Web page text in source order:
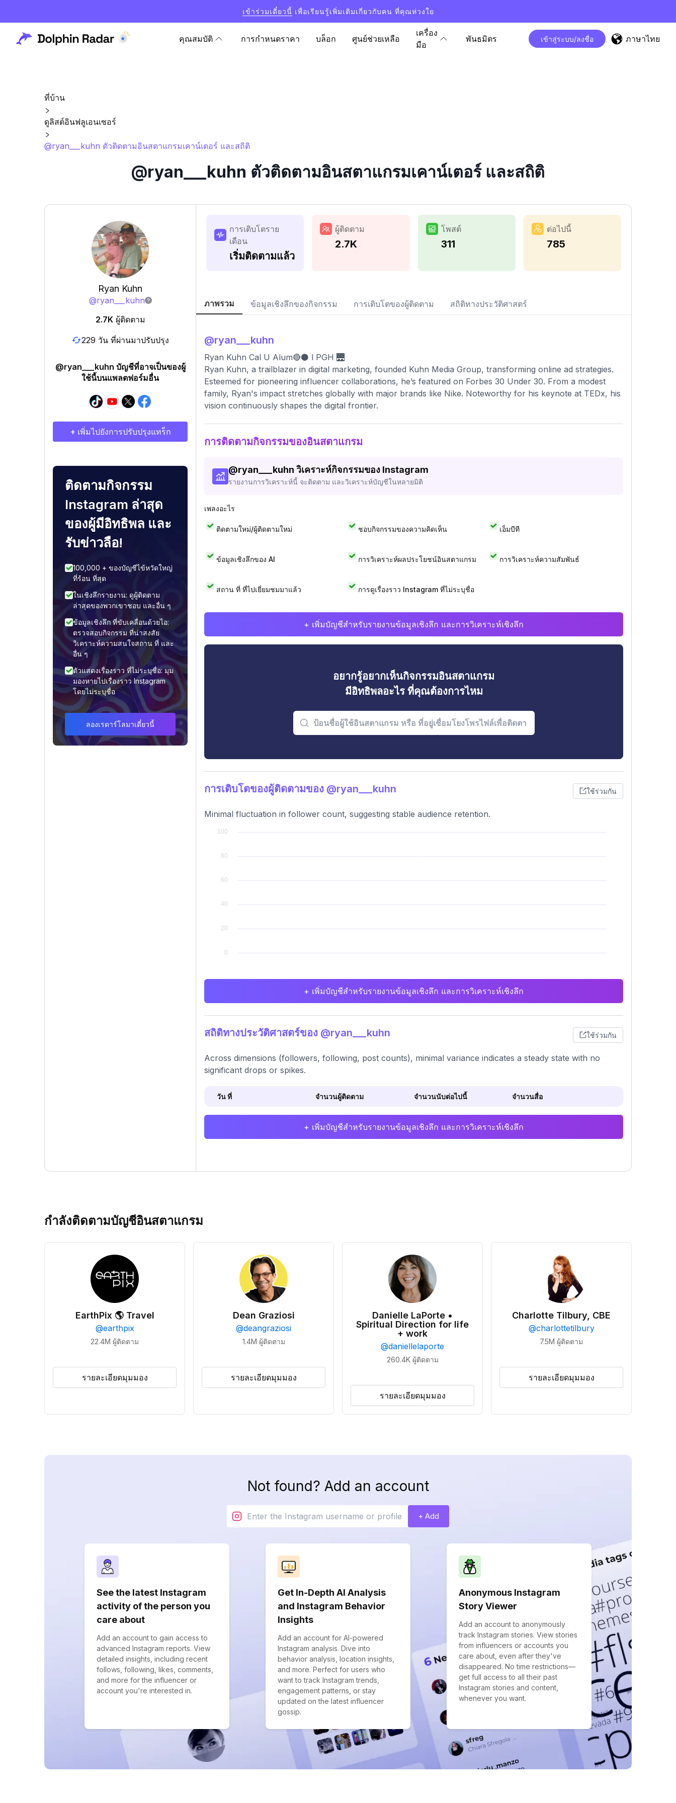
เข้าร่วมเดี๋ยวนี้ เพื่อเรียนรู้เพิ่มเติมเกี่ยวกับคน ที่คุณห่วงใย
คุณสมบัติ การกำหนดราคา บล็อก ศูนย์ช่วยเหลือ
เครื่อง
มือ
พันธมิตร เข้าสู่ระบบ/ลงชื่อ ภาษาไทย
ที่บ้าน
ดูลิสต์อินฟลูเอนเซอร์
@ryan___kuhn ตัวติดตามอินสตาแกรมเคาน์เตอร์ และสถิติ
@ryan___kuhn ตัวติดตามอินสตาแกรมเคาน์เตอร์ และสถิติ
Ryan Kuhn
@ryan___kuhn
2.7K ผู้ติดตาม
229 วัน ที่ผ่านมาปรับปรุง
@ryan___kuhn บัญชีที่อาจเป็นของผู้
ใช้นี้บนแพลตฟอร์มอื่น
+ เพิ่มไปยังการปรับปรุงแทร็ก
ติดตามกิจกรรม
Instagram ล่าสุด
ของผู้มีอิทธิพล และ
รับข่าวลือ!
100,000 + ของบัญชีไข้หวัดใหญ่
ที่ร้อน ที่สุด
ในเชิงลึกรายงาน: ดูผู้ติดตาม
ล่าสุดของพวกเขาชอบ และอื่น ๆ
ข้อมูลเชิงลึก ที่ขับเคลื่อนด้วยไอ:
ตรวจสอบกิจกรรม ที่น่าสงสัย
วิเคราะห์ความสนใจสถาน ที่ และ
อื่น ๆ
ตัวแสดงเรื่องราว ที่ไม่ระบุชื่อ: มุม
มองหายไปเรื่องราว Instagram
โดยไม่ระบุชื่อ
ลองเรดาร์โลมาเดี๋ยวนี้
การเติบโตราย
เดือน
เริ่มติดตามแล้ว
ผู้ติดตาม
2.7K
โพสต์
311
ต่อไปนี้
785
ภาพรวม ข้อมูลเชิงลึกของกิจกรรม การเติบโตของผู้ติดตาม สถิติทางประวัติศาสตร์
@ryan___kuhn
Ryan Kuhn Cal U Alum🔴⚫️ l PGH 🌉
Ryan Kuhn, a trailblazer in digital marketing, founded Kuhn Media Group, transforming online ad strategies.
Esteemed for pioneering influencer collaborations, he’s featured on Forbes 30 Under 30. From a modest
family, Ryan's impact stretches globally with major brands like Nike. Noteworthy for his keynote at TEDx, his
vision continuously shapes the digital frontier.
การติดตามกิจกรรมของอินสตาแกรม
@ryan___kuhn วิเคราะห์กิจกรรมของ Instagram
รายงานการวิเคราะห์นี้ จะติดตาม และวิเคราะห์บัญชีในหลายมิติ
เพลงอะไร
ติดตามใหม่/ผู้ติดตามใหม่ ชอบกิจกรรมของความคิดเห็น เอ็มบีที
ข้อมูลเชิงลึกของ AI การวิเคราะห์ผลประโยชน์อินสตาแกรม การวิเคราะห์ความสัมพันธ์
สถาน ที่ ที่ไปเยี่ยมชมมาแล้ว การดูเรื่องราว Instagram ที่ไม่ระบุชื่อ
+ เพิ่มบัญชีสำหรับรายงานข้อมูลเชิงลึก และการวิเคราะห์เชิงลึก
อยากรู้อยากเห็นกิจกรรมอินสตาแกรม
มีอิทธิพลอะไร ที่คุณต้องการไหม
การเติบโตของผู้ติดตามของ @ryan___kuhn ใช้ร่วมกัน
Minimal fluctuation in follower count, suggesting stable audience retention.
+ เพิ่มบัญชีสำหรับรายงานข้อมูลเชิงลึก และการวิเคราะห์เชิงลึก
สถิติทางประวัติศาสตร์ของ @ryan___kuhn ใช้ร่วมกัน
Across dimensions (followers, following, post counts), minimal variance indicates a steady state with no
significant drops or spikes.
วัน ที่ จำนวนผู้ติดตาม จำนวนนับต่อไปนี้ จำนวนสื่อ
+ เพิ่มบัญชีสำหรับรายงานข้อมูลเชิงลึก และการวิเคราะห์เชิงลึก
กำลังติดตามบัญชีอินสตาแกรม
EarthPix 🌎 Travel
@earthpix
22.4M ผู้ติดตาม
รายละเอียดมุมมอง
Dean Graziosi
@deangraziosi
1.4M ผู้ติดตาม
รายละเอียดมุมมอง
Danielle LaPorte •
Spiritual Direction for life
+ work
@daniellelaporte
260.4K ผู้ติดตาม
รายละเอียดมุมมอง
Charlotte Tilbury, CBE
@charlottetilbury
7.5M ผู้ติดตาม
รายละเอียดมุมมอง
Not found? Add an account
+ Add
See the latest Instagram
activity of the person you
care about
Add an account to gain access to
advanced Instagram reports. View
detailed insights, including recent
follows, following, likes, comments,
and more for the influencer or
account you're interested in.
Get In-Depth AI Analysis
and Instagram Behavior
Insights
Add an account for AI-powered
Instagram analysis. Dive into
behavior analysis, location insights,
and more. Perfect for users who
want to track Instagram trends,
engagement patterns, or stay
updated on the latest influencer
gossip.
Anonymous Instagram
Story Viewer
Add an account to anonymously
track Instagram stories. View stories
from influencers or accounts you
care about, even after they've
disappeared. No time restrictions—
get full access to all their past
Instagram stories and content,
whenever you want.